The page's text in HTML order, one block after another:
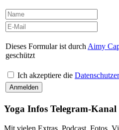
Dieses Formular ist durch Aimy
geschützt
Ich akzeptiere die
Yoga Infos Telegram-Kanal
Mit vielen Extras, Podcast, Fotos,